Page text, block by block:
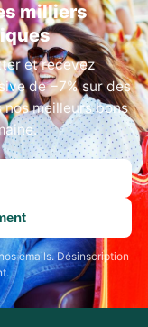
milliers
et recevez
de −7% sur des
meilleurs bons
emails. Désinscription